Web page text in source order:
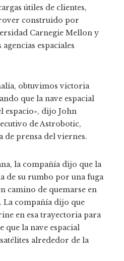
útiles de clientes,
construido por
Carnegie Mellon y
espaciales
obtuvimos victoria
que la nave espacial
espacio», dijo John
de Astrobotic,
de prensa del viernes.
la compañía dijo que la
de su rumbo por una fuga
camino de quemarse en
La compañía dijo que
en esa trayectoria para
que la nave espacial
alrededor de la